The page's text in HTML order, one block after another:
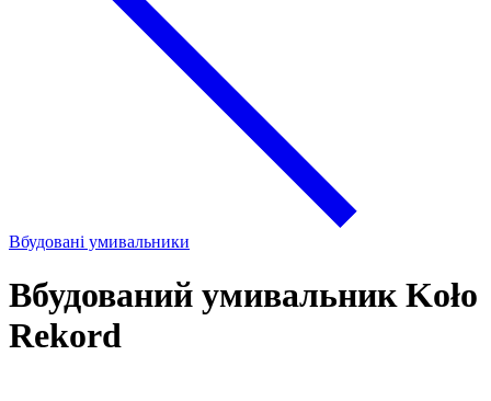
Вбудовані умивальники
Вбудований умивальник Koło
Rekord